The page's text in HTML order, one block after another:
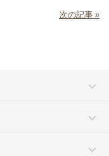
次の記事 »